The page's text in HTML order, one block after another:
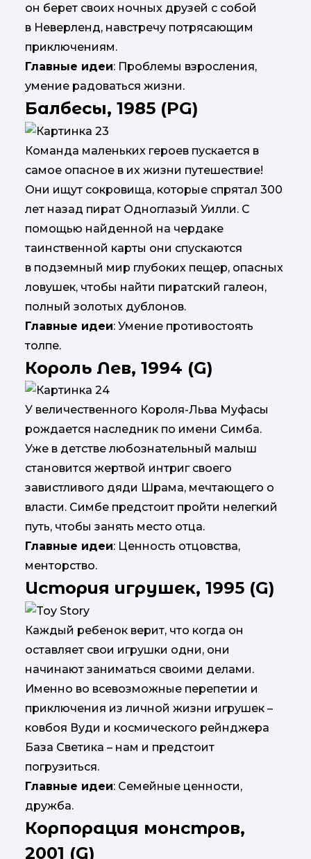
он берет своих ночных друзей с собой
в Неверленд, навстречу потрясающим
приключениям.
Главные идеи: Проблемы взросления,
умение радоваться жизни.
Балбесы, 1985 (PG)
Команда маленьких героев пускается в
самое опасное в их жизни путешествие!
Они ищут сокровища, которые спрятал 300
лет назад пират Одноглазый Уилли. С
помощью найденной на чердаке
таинственной карты они спускаются
в подземный мир глубоких пещер, опасных
ловушек, чтобы найти пиратский галеон,
полный золотых дублонов.
Главные идеи: Умение противостоять
толпе.
Король Лев, 1994 (G)
У величественного Короля-Льва Муфасы
рождается наследник по имени Симба.
Уже в детстве любознательный малыш
становится жертвой интриг своего
завистливого дяди Шрама, мечтающего о
власти. Симбе предстоит пройти нелегкий
путь, чтобы занять место отца.
Главные идеи: Ценность отцовства,
менторство.
История игрушек, 1995 (G)
Каждый ребенок верит, что когда он
оставляет свои игрушки одни, они
начинают заниматься своими делами.
Именно во всевозможные перепетии и
приключения из личной жизни игрушек –
ковбоя Вуди и космического рейнджера
База Светика – нам и предстоит
погрузиться.
Главные идеи: Семейные ценности,
дружба.
Корпорация монстров,
2001 (G)